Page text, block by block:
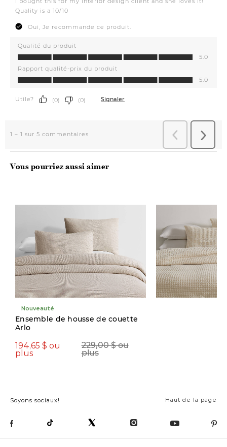
Vous pourriez aussi aimer
Nouveauté
Ensemble de housse de couette
Arlo
229,00 $ ou
plus
194,65 $ ou
plus
Haut de la page
Soyons sociaux!